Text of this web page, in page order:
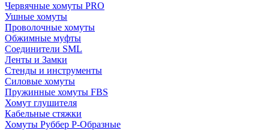
Червячные хомуты PRO
Ушные хомуты
Проволочные хомуты
Обжимные муфты
Соединители SML
Ленты и Замки
Стенды и инструменты
Силовые хомуты
Пружинные хомуты FBS
Хомут глушителя
Кабельные стяжки
Хомуты Руббер Р-Образные